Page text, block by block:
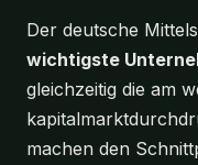
Der deutsche
wichtigste
gleichzeitig die am
machen den